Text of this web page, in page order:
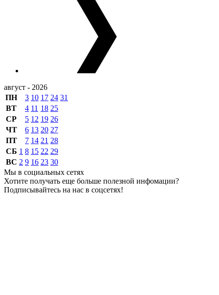
август - 2026
ПН
3 10 17 24 31
ВТ
4 11 18 25
СР
5 12 19 26
ЧТ
6 13 20 27
ПТ
7 14 21 28
СБ 1 8 15 22 29
ВС 2 9 16 23 30
Мы в социальных сетях
Хотите получать еще больше полезной инфомации?
Подписывайтесь на нас в соцсетях!